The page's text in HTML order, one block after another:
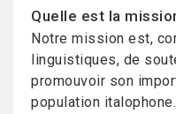
Quelle est la
Notre mission est,
linguistiques, de
promouvoir son
population